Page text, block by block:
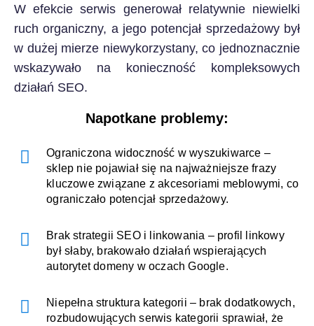
W efekcie serwis generował relatywnie niewielki
ruch organiczny, a jego potencjał sprzedażowy był
w dużej mierze niewykorzystany, co jednoznacznie
wskazywało na konieczność kompleksowych
działań SEO.
Napotkane problemy:
Ograniczona widoczność w wyszukiwarce –
sklep nie pojawiał się na najważniejsze frazy
kluczowe związane z akcesoriami meblowymi, co
ograniczało potencjał sprzedażowy.
Brak strategii SEO i linkowania – profil linkowy
był słaby, brakowało działań wspierających
autorytet domeny w oczach Google.
Niepełna struktura kategorii – brak dodatkowych,
rozbudowujących serwis kategorii sprawiał, że